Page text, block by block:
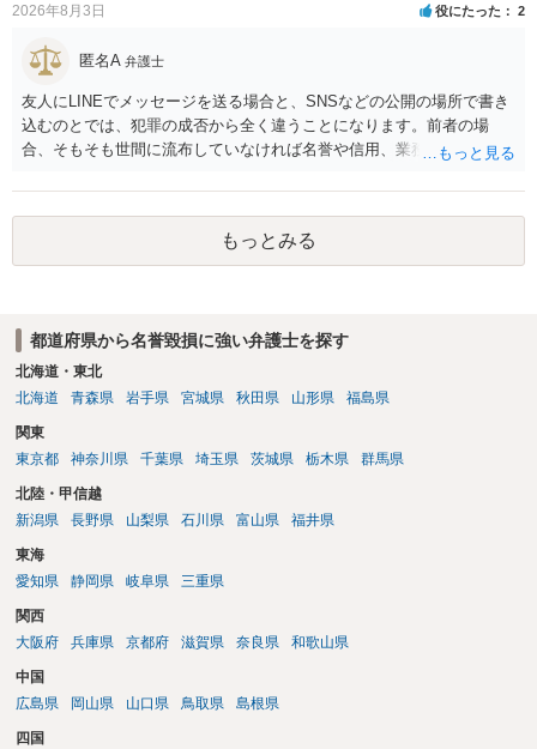
2026年8月3日 役にたった 2
匿名A 弁護士
友人にLINEでメッセージを送る場合と、SNSなどの公開の場所で書き
込むのとでは、犯罪の成否から全く違うことになります。前者の場
合、そもそも世間に流布していなければ名誉や信用、業務にかかる犯
もっとみる
都道府県から名誉毀損に強い弁護士を探す
北海道・東北
北海道
青森県 岩手県 宮城県 秋田県 山形県 福島県
関東
東京都
神奈川県 千葉県 埼玉県 茨城県 栃木県 群馬県
北陸・甲信越
新潟県
長野県 山梨県 石川県 富山県 福井県
東海
愛知県
静岡県 岐阜県 三重県
関西
大阪府
兵庫県 京都府 滋賀県 奈良県 和歌山県
中国
広島県
岡山県 山口県 鳥取県 島根県
四国